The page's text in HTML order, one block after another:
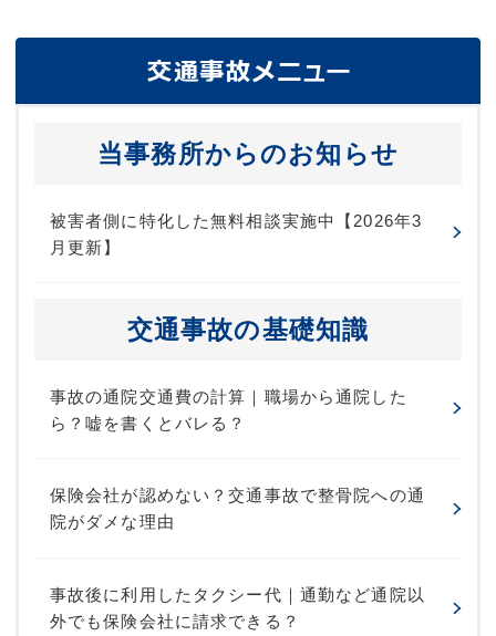
当事務所からのお知らせ
被害者側に特化した無料相談実施中【2026年3
月更新】
交通事故の基礎知識
事故の通院交通費の計算｜職場から通院した
ら？嘘を書くとバレる？
保険会社が認めない？交通事故で整骨院への通
院がダメな理由
事故後に利用したタクシー代｜通勤など通院以
外でも保険会社に請求できる？